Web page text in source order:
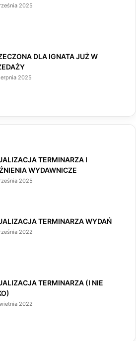
2025
DLA IGNATA JUŻ W
2025
TERMINARZA I
WYDAWNICZE
2025
TERMINARZA WYDAŃ
2022
TERMINARZA (I NIE
2022